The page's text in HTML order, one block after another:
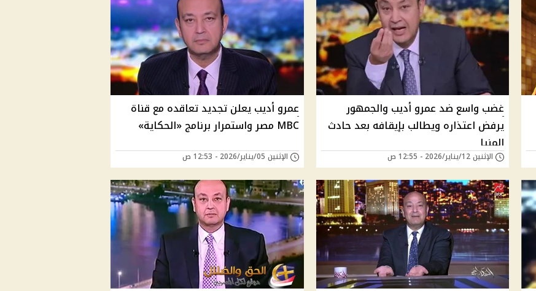
غضب واسع ضد عمرو أديب والجمهور
يرفض اعتذاره ويطالب بإيقافه بعد حادث
المنيا
الإثنين 12/يناير/2026 - 12:55 ص
عمرو أديب يعلن تجديد تعاقده مع قناة
MBC مصر واستمرار برنامج «الحكاية»
الإثنين 05/يناير/2026 - 12:53 ص